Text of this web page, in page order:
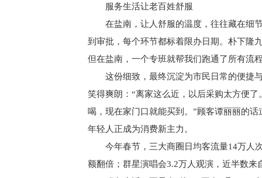
服务生活让老百姓舒服
在盐南，让人舒服的温度，往往藏在细
到审批，每个环节都标着限办日期。朴下隆
但在盐南，一个专班就帮我们跑通了所有流
这份细致，最终沉淀为市民日常的便捷
笑得爽朗：“离家这么近，以后采购太方便
喝，现在家门口就能买到。”顾客谭丽丽的
年轻人正成为消费新主力。
今年春节，三大商圈日均客流量14万人
额翻倍；群星演唱会3.2万人观演，近半数来